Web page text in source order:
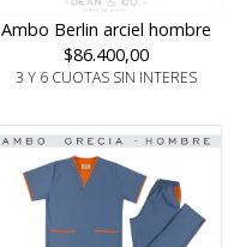
Ambo Berlin arciel hombre
$86.400,00
3 Y 6 CUOTAS SIN INTERES